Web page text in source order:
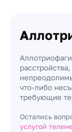
что-либо
требующие
Остались
услугой